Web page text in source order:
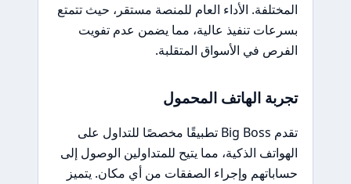
المختلفة. الأداء العام للمنصة مستقر، حيث تتمتع
بسرعات تنفيذ عالية، مما يضمن عدم تفويت
الفرص في الأسواق المتقلبة.
تجربة الهاتف المحمول
تقدم Big Boss تطبيقًا مخصصًا للتداول على
الهواتف الذكية، مما يتيح للمتداولين الوصول إلى
حساباتهم وإجراء الصفقات من أي مكان. يتميز